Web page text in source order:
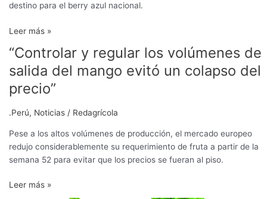
destino para el berry azul nacional.
Leer más »
“Controlar y regular los volúmenes de
salida del mango evitó un colapso del
precio”
.Perú, Noticias / Redagrícola
Pese a los altos volúmenes de producción, el mercado europeo
redujo considerablemente su requerimiento de fruta a partir de la
semana 52 para evitar que los precios se fueran al piso.
“Controlar
regular
los
de
salida
mango
un
Leer más »